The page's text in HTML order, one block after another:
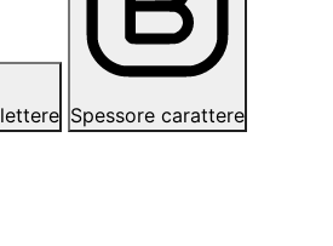
Spessore carattere